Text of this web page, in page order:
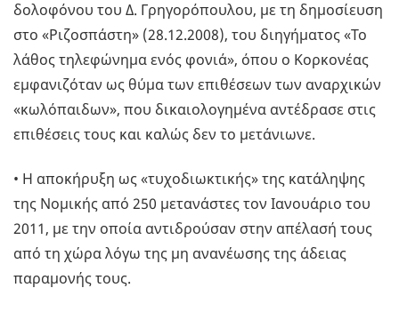
δολοφόνου του Δ. Γρηγορόπουλου, με τη δημοσίευση
στο «Ριζοσπάστη» (28.12.2008), του διηγήματος «Το
λάθος τηλεφώνημα ενός φονιά», όπου ο Κορκονέας
εμφανιζόταν ως θύμα των επιθέσεων των αναρχικών
«κωλόπαιδων», που δικαιολογημένα αντέδρασε στις
επιθέσεις τους και καλώς δεν το μετάνιωνε.
• Η αποκήρυξη ως «τυχοδιωκτικής» της κατάληψης
της Νομικής από 250 μετανάστες τον Ιανουάριο του
2011, με την οποία αντιδρούσαν στην απέλασή τους
από τη χώρα λόγω της μη ανανέωσης της άδειας
παραμονής τους.